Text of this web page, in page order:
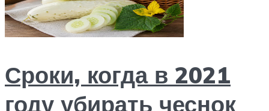
Сроки, когда в 2021
году убирать чеснок